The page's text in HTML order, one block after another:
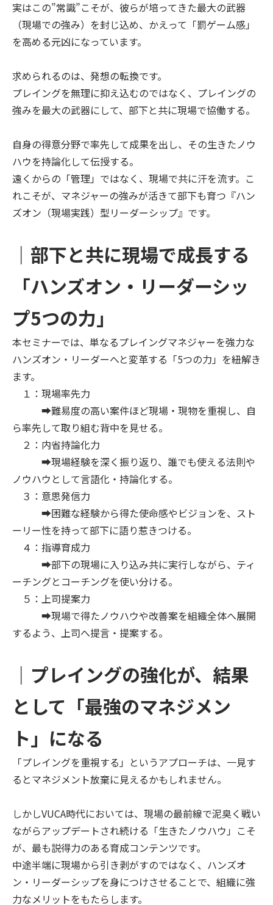
実はこの”常識”こそが、彼らが培ってきた最大の武器
（現場での強み）を封じ込め、かえって「罰ゲーム感」
を高める元凶になっています。
求められるのは、発想の転換です。
プレイングを無理に抑え込むのではなく、プレイングの
強みを最大の武器にして、部下と共に現場で協働する。
自身の得意分野で率先して成果を出し、その生きたノウ
ハウを持論化して伝授する。
遠くからの「管理」ではなく、現場で共に汗を流す。こ
れこそが、マネジャーの強みが活きて部下も育つ『ハン
ズオン（現場実践）型リーダーシップ』です。
｜部下と共に現場で成長する
「ハンズオン・リーダーシッ
プ5つの力」
本セミナーでは、単なるプレイングマネジャーを強力な
ハンズオン・リーダーへと変革する「5つの力」を紐解き
ます。
１：現場率先力
➡難易度の高い案件ほど現場・現物を重視し、自
ら率先して取り組む背中を見せる。
２：内省持論化力
➡現場経験を深く振り返り、誰でも使える法則や
ノウハウとして言語化・持論化する。
３：意思発信力
➡困難な経験から得た使命感やビジョンを、スト
ーリー性を持って部下に語り惹きつける。
４：指導育成力
➡部下の現場に入り込み共に実行しながら、ティ
ーチングとコーチングを使い分ける。
５：上司提案力
➡現場で得たノウハウや改善案を組織全体へ展開
するよう、上司へ提言・提案する。
｜プレイングの強化が、結果
として「最強のマネジメン
ト」になる
「プレイングを重視する」というアプローチは、一見す
るとマネジメント放棄に見えるかもしれません。
しかしVUCA時代においては、現場の最前線で泥臭く戦い
ながらアップデートされ続ける「生きたノウハウ」こそ
が、最も説得力のある育成コンテンツです。
中途半端に現場から引き剥がすのではなく、ハンズオ
ン・リーダーシップを身につけさせることで、組織に強
力なメリットをもたらします。